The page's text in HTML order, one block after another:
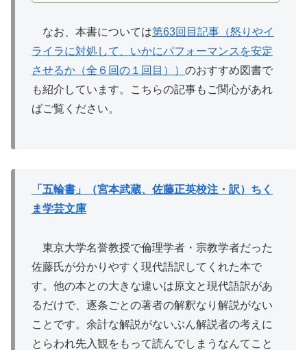
なお、本書については第63回目記事（怒りやイ
ライラに対処して、いかにパフォーマンスを安定
させるか（全６回の１回目）） のおすすめ図書で
も紹介しています。こちらの記事もご関心があれ
ばご覧ください。
「五輪書」（宮本武蔵、佐藤正英校注・訳）ちく
ま学芸文庫
東京大学名誉教授で倫理学者・宗教学者だった
佐藤氏が分かりやすく現代語訳してくれた本で
す。他の本との大きな違いは原文と現代語訳があ
るだけで、逐条ごとの著者の解釈なり解説がない
ことです。余計な解説がないぶん解説者の考えに
とらわれ先入観をもって読んでしまうなんてこと